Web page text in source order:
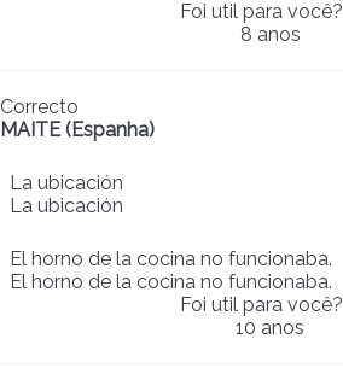
Foi util para você?
8 anos
Correcto
MAITE (Espanha)
La ubicación
La ubicación
El horno de la cocina no funcionaba.
El horno de la cocina no funcionaba.
Foi util para você?
10 anos